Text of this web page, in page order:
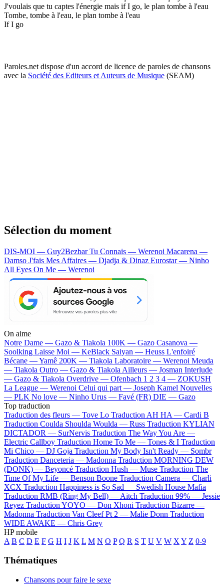
J'voulais que tu captes l'énergie mais if I go, le plan tombe à l'eau
Tombe, tombe à l'eau, le plan tombe à l'eau
If I go
Paroles.net dispose d'un accord de licence de paroles de chansons
avec la Société des Editeurs et Auteurs de Musique (SEAM)
Sélection du moment
DIS-MOI — Guy2BezbarTu Connais — Werenoi Macarena —
Damso J'fais Mes Affaires — Djadja & Dinaz Eurostar — Ninho
All Eyes On Me — Werenoi
On aime
Notre Dame — Gazo & Tiakola 100K — Gazo Casanova —
Soolking Laisse Moi — KeBlack Saiyan — Heuss L'enfoiré
Bécane —Yamê 200K — Tiakola Laboratoire — Werenoi Meuda
— Tiakola Outro — Gazo & Tiakola Ailleurs — Josman Interlude
— Gazo & Tiakola Overdrive — Ofenbach 1 2 3 4 — ZOKUSH
La League — Werenoi Celui qui part — Joseph Kamel Nouvelles
— PLK No love — Ninho Urus — Favé (FR) DIE — Gazo
Top traduction
Traduction des fleurs — Tove Lo Traduction AH HA — Cardi B
Traduction Coulda Shoulda Woulda — Russ Traduction KYLIAN
DICTADOR — SurNervis Traduction The Way You Are —
Electric Callboy Traduction Home To Me — Tones & I Traduction
Mi Chico — DJ Goja Traduction My Body Isn't Ready — Sombr
Traduction Danceteria — Madonna Traduction MORNING DEW
(DONK) — Beyoncé Traduction Hush — Muse Traduction The
Time Of My Life — Benson Boone Traduction Camera — Charli
XCX Traduction Happiness is So Sad — Swedish House Mafia
Traduction RMB (Ring My Bell) — Aitch Traduction 99% — Jessie
Reyez Traduction YOYO — Don Xhoni Traduction Bizarre —
Madonna Traduction Van Cleef Pt 2 — Malie Donn Traduction
WIDE AWAKE — Chris Grey
HP mobile
A B C D E F G H I J K L M N O P Q R S T U V W X Y Z 0-9
Thématiques
Chansons pour faire le sexe